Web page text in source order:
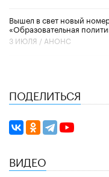
Вышел в свет новый
«Образовательная
3 ИЮЛЯ / АНОНС
ПОДЕЛИТЬСЯ
ВИДЕО